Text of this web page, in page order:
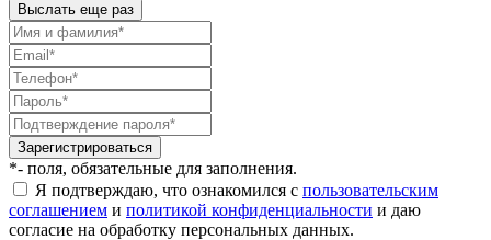
Выслать еще раз
Зарегистрироваться
*- поля, обязательные для заполнения.
Я подтверждаю, что ознакомился с пользовательским
соглашением и политикой конфиденциальности и даю
согласие на обработку персональных данных.